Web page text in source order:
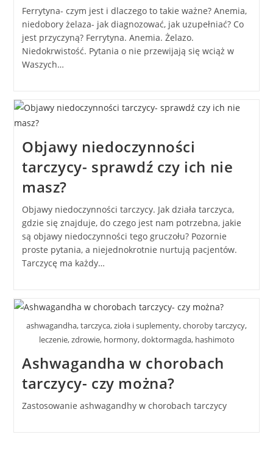
Ferrytyna- czym jest i dlaczego to takie ważne? Anemia,
niedobory żelaza- jak diagnozować, jak uzupełniać? Co
jest przyczyną? Ferrytyna. Anemia. Żelazo.
Niedokrwistość. Pytania o nie przewijają się wciąż w
Waszych…
Objawy niedoczynności
tarczycy- sprawdź czy ich nie
masz?
Objawy niedoczynności tarczycy. Jak działa tarczyca,
gdzie się znajduje, do czego jest nam potrzebna, jakie
są objawy niedoczynności tego gruczołu? Pozornie
proste pytania, a niejednokrotnie nurtują pacjentów.
Tarczycę ma każdy…
ashwagandha, tarczyca, zioła i suplementy, choroby tarczycy,
leczenie, zdrowie, hormony, doktormagda, hashimoto
Ashwagandha w chorobach
tarczycy- czy można?
Zastosowanie ashwagandhy w chorobach tarczycy